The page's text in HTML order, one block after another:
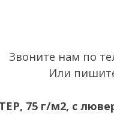
Звоните нам по
Или
75 г/м2, с